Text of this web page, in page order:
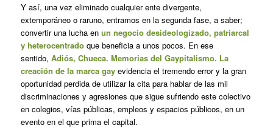
Y así, una vez eliminado cualquier ente divergente,
extemporáneo o raruno, entramos en la segunda fase, a saber;
convertir una lucha en un negocio desideologizado, patriarcal
y heterocentradoque beneficia a unos pocos. En ese
sentido, Adiós, Chueca. Memorias del Gaypitalismo. La
creación de la marca gayevidencia el tremendo error y la gran
oportunidad perdida de utilizar la cita para hablar de las mil
discriminaciones y agresiones que sigue sufriendo este colectivo
en colegios, vías públicas, empleos y espacios públicos, en un
evento en el que prima el capital.